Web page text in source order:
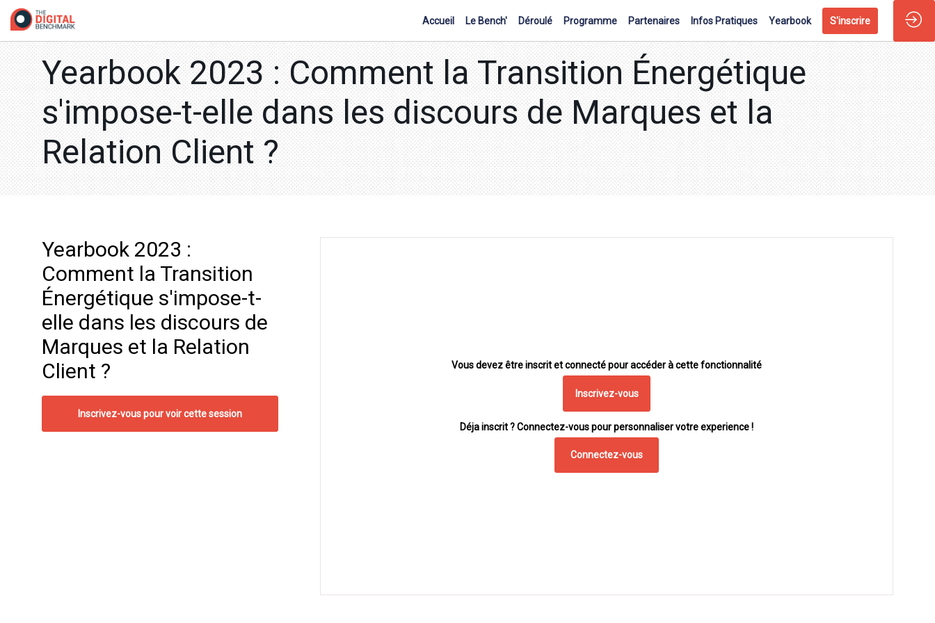
Accueil Le Bench' Déroulé Programme Partenaires Infos Pratiques Yearbook S'inscrire
Yearbook 2023 : Comment la Transition Énergétique
s'impose-t-elle dans les discours de Marques et la
Relation Client ?
Vous devez être inscrit et connecté pour accéder à cette fonctionnalité
Inscrivez-vous
Déja inscrit ? Connectez-vous pour personnaliser votre experience !
Connectez-vous
Yearbook 2023 :
Comment la Transition
Énergétique s'impose-t-
elle dans les discours de
Marques et la Relation
Client ?
Inscrivez-vous pour voir cette session